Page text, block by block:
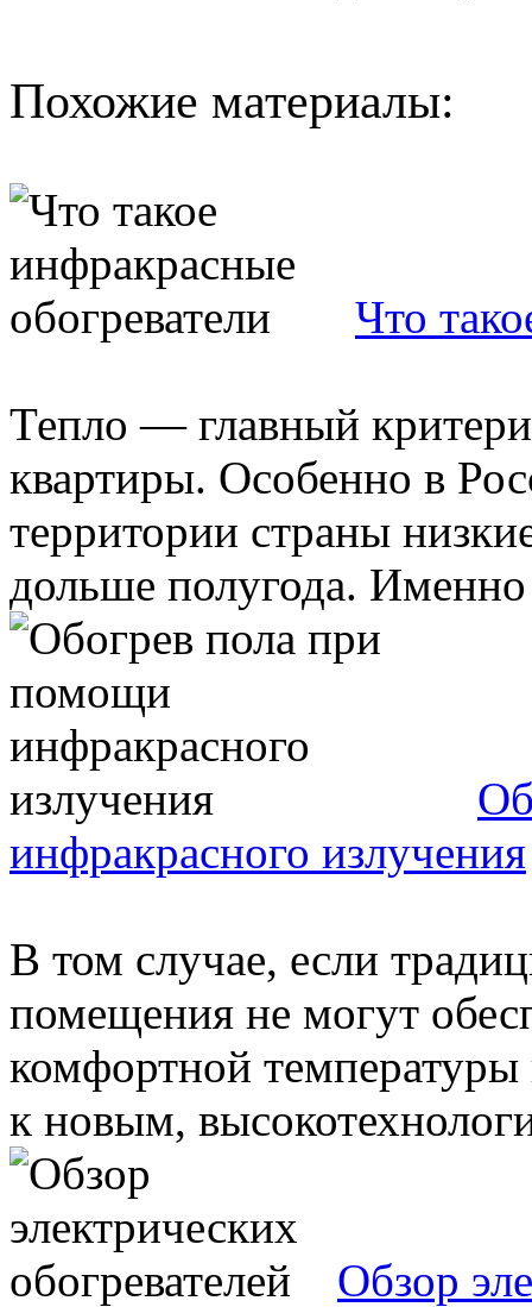
Похожие материалы:
Что
Тепло — главный
квартиры. Особенно в
территории страны
дольше полугода.
инфракрасного излучения
В том случае, если
помещения не могут
комфортной
к новым,
Обзор